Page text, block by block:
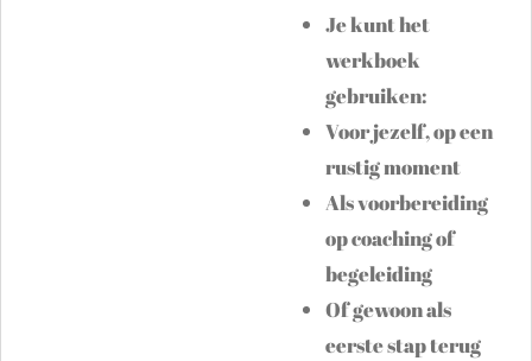
Je kunt het
werkboek
gebruiken:
Voor jezelf, op een
rustig moment
Als voorbereiding
op coaching of
begeleiding
Of gewoon als
eerste stap terug